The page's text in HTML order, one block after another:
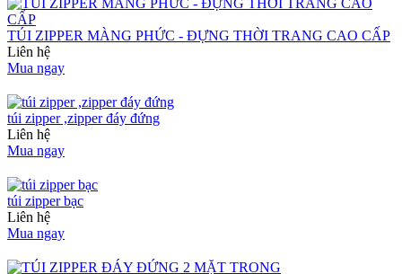
TÚI ZIPPER MÀNG PHỨC - ĐỰNG THỜI TRANG CAO CẤP
Liên hệ
Mua ngay
túi zipper ,zipper đáy đứng
Liên hệ
Mua ngay
túi zipper bạc
Liên hệ
Mua ngay